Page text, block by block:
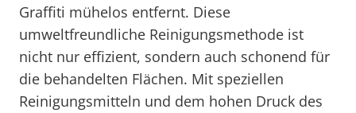
Graffiti mühelos entfernt. Diese
umweltfreundliche Reinigungsmethode ist
nicht nur effizient, sondern auch schonend für
die behandelten Flächen. Mit speziellen
Reinigungsmitteln und dem hohen Druck des